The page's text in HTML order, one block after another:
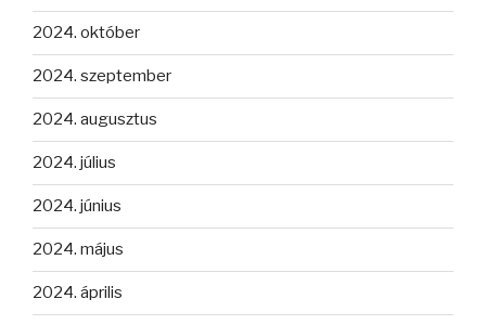
2024. október
2024. szeptember
2024. augusztus
2024. július
2024. június
2024. május
2024. április